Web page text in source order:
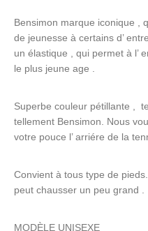
Bensimon marque iconique ,
de jeunesse à certains d’
un élastique , qui permet à l’
le plus jeune age .
Superbe couleur pétillante ,
tellement Bensimon. Nous
votre pouce l’ arriére de la
Convient à tous type de
peut chausser un peu grand .
MODÈLE UNISEXE